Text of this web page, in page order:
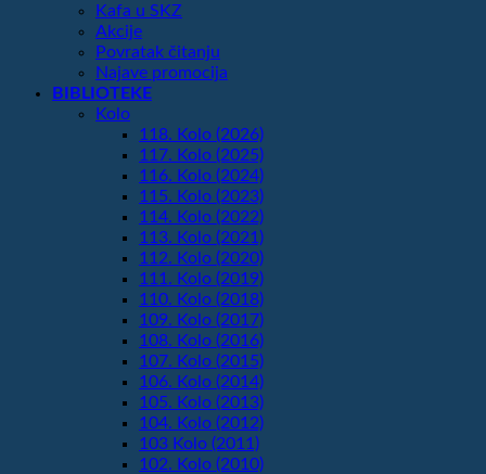
Kafa u SKZ
Akcije
Povratak čitanju
Najave promocija
BIBLIOTEKE
Kolo
118. Kolo (2026)
117. Kolo (2025)
116. Kolo (2024)
115. Kolo (2023)
114. Kolo (2022)
113. Kolo (2021)
112. Kolo (2020)
111. Kolo (2019)
110. Kolo (2018)
109. Kolo (2017)
108. Kolo (2016)
107. Kolo (2015)
106. Kolo (2014)
105. Kolo (2013)
104. Kolo (2012)
103 Kolo (2011)
102. Kolo (2010)